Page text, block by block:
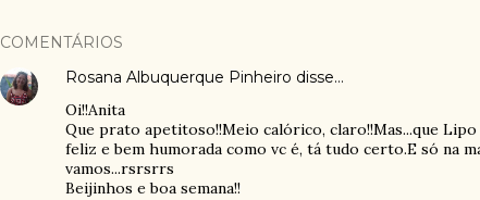
COMENTÁRIOS
Rosana Albuquerque Pinheiro disse…
Oi!!Anita
Que prato apetitoso!!Meio calórico, claro!!Mas...que
feliz e bem humorada como vc é, tá tudo certo.E só na
vamos...rsrsrrs
Beijinhos e boa semana!!